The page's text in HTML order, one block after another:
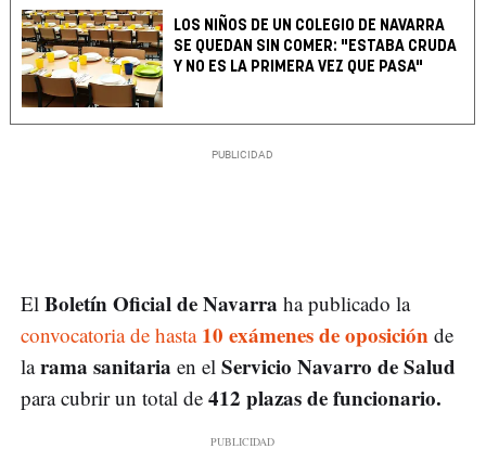
LOS NIÑOS DE UN COLEGIO DE NAVARRA
SE QUEDAN SIN COMER: "ESTABA CRUDA
Y NO ES LA PRIMERA VEZ QUE PASA"
El Boletín Oficial de Navarra ha publicado la
convocatoria de hasta10 exámenes de oposición de
larama sanitaria en el Servicio Navarro de Salud
para cubrir un total de 412 plazas de funcionario.